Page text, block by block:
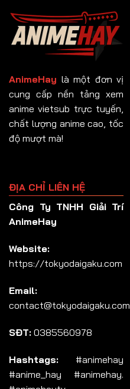
AnimeHay là một đơn vị
cung cấp nền tảng xem
anime vietsub trực tuyến,
chất lượng anime cao, tốc
độ mượt mà!
ĐỊA CHỈ LIÊN HỆ
Công Ty TNHH Giải Trí
AnimeHay
Website:
https://tokyodaigaku.com
Email:
contact@tokyodaigaku.com
SĐT: 0385560978
Hashtags: #animehay
#anime_hay #animehay.